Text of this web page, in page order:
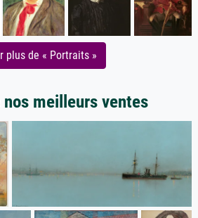
plus de « Portraits »
meilleurs ventes